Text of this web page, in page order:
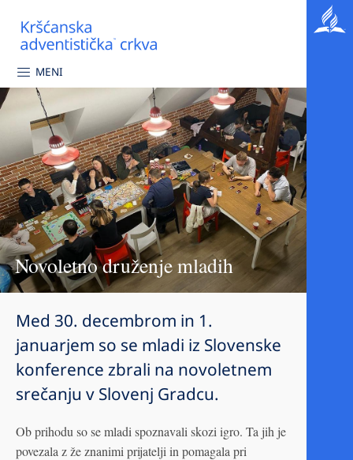
MENI
Novoletno druženje mladih
Med 30. decembrom in 1.
januarjem so se mladi iz Slovenske
konference zbrali na novoletnem
srečanju v Slovenj Gradcu.
Ob prihodu so se mladi spoznavali skozi igro. Ta jih je
povezala z že znanimi prijatelji in pomagala pri